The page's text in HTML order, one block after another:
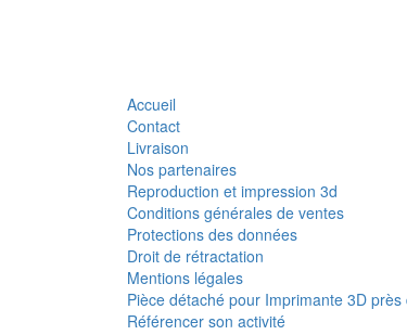
Accueil
Contact
Livraison
Nos partenaires
Reproduction et impression 3d
Conditions générales de ventes
Protections des données
Droit de rétractation
Mentions légales
Pièce détaché pour Imprimante 3D
Référencer son activité